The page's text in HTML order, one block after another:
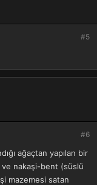
#5
#6
ağaçtan yapılan bir
ve nakaşi-bent (süslü
mazemesi satan